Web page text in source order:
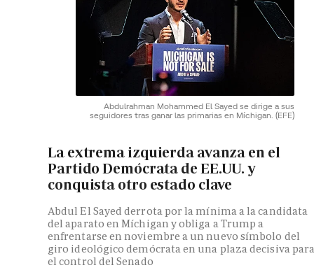
Abdulrahman Mohammed El Sayed se dirige a sus
seguidores tras ganar las primarias en Míchigan. (EFE)
La extrema izquierda avanza en el
Partido Demócrata de EE.UU. y
conquista otro estado clave
Abdul El Sayed derrota por la mínima a la candidata
del aparato en Míchigan y obliga a Trump a
enfrentarse en noviembre a un nuevo símbolo del
giro ideológico demócrata en una plaza decisiva
el control del Senado